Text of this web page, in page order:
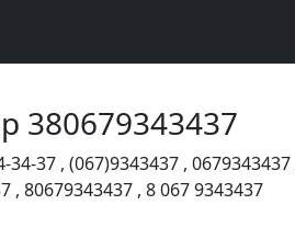
380679343437
34-37 , (067)9343437 , 0679343437
, 80679343437 , 8 067 9343437